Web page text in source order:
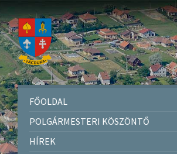
FŐOLDAL
POLGÁRMESTERI KÖSZÖNTŐ
HÍREK